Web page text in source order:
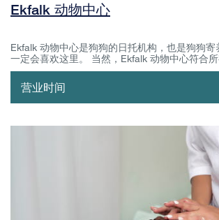
Ekfalk 动物中心
Ekfalk 动物中心是狗狗的日托机构，也是狗狗寄
一定会喜欢这里。 当然，Ekfalk 动物中心符合所
营业时间